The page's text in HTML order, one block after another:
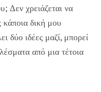
Δεν χρειάζεται να
δική μου
δύο ιδέες μαζί, μπορεί
από μια τέτοια